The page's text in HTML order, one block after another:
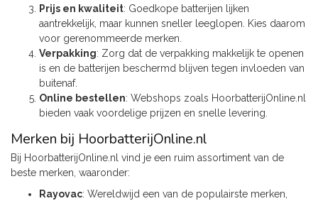
Prijs en kwaliteit: Goedkope batterijen lijken
aantrekkelijk, maar kunnen sneller leeglopen. Kies daarom
voor gerenommeerde merken.
Verpakking: Zorg dat de verpakking makkelijk te openen
is en de batterijen beschermd blijven tegen invloeden van
buitenaf.
Online bestellen: Webshops zoals HoorbatterijOnline.nl
bieden vaak voordelige prijzen en snelle levering.
Merken bij HoorbatterijOnline.nl
Bij HoorbatterijOnline.nl vind je een ruim assortiment van de
beste merken, waaronder:
Rayovac: Wereldwijd een van de populairste merken,